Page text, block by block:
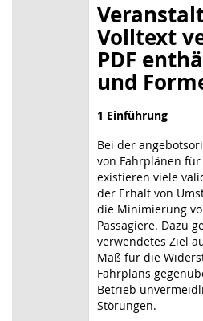
Volltext
PDF
und
1 Einführung
Bei der
von Fahrplänen
existieren viele
der Erhalt von
die Minimierung
Passagiere. Dazu
verwendetes Ziel
Maß für die
Fahrplans
Betrieb
Störungen.